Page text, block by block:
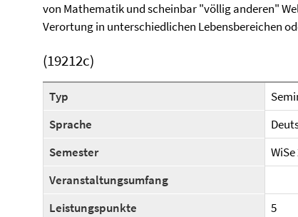
von Mathematik und scheinbar "völlig anderen"
Verortung in unterschiedlichen Lebensbereichen
(19212c)
Typ
Sprache
Semester
Veranstaltungsumfang
Leistungspunkte
5